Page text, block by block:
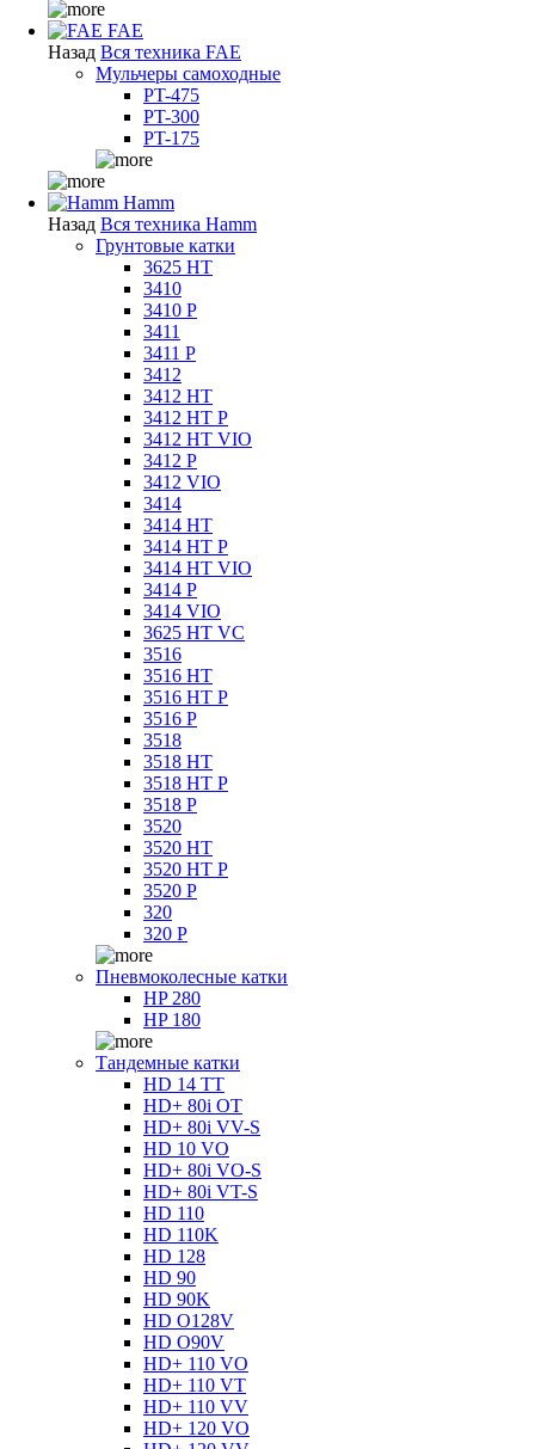
FAE
Назад Вся техника FAE
Мульчеры самоходные
PT-475
PT-300
PT-175
Hamm
Назад Вся техника Hamm
Грунтовые катки
3625 HT
3410
3410 P
3411
3411 P
3412
3412 HT
3412 HT P
3412 HT VIO
3412 P
3412 VIO
3414
3414 HT
3414 HT P
3414 HT VIO
3414 P
3414 VIO
3625 HT VC
3516
3516 HT
3516 HT P
3516 P
3518
3518 HT
3518 HT P
3518 P
3520
3520 HT
3520 HT P
3520 P
320
320 P
Пневмоколесные катки
HP 280
HP 180
Тандемные катки
HD 14 TT
HD+ 80i OT
HD+ 80i VV-S
HD 10 VO
HD+ 80i VO-S
HD+ 80i VT-S
HD 110
HD 110K
HD 128
HD 90
HD 90K
HD O128V
HD O90V
HD+ 110 VO
HD+ 110 VT
HD+ 110 VV
HD+ 120 VO